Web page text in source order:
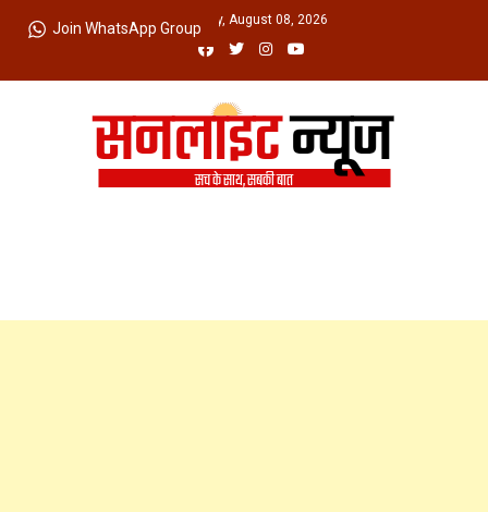
Saturday, August 08, 2026
Join WhatsApp Group